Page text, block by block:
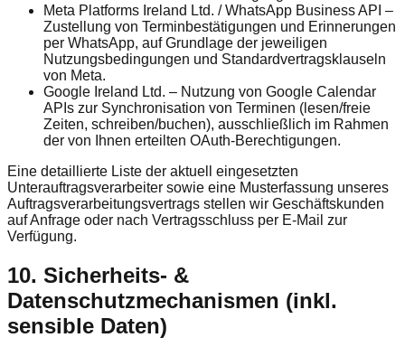
Meta Platforms Ireland Ltd. / WhatsApp Business API –
Zustellung von Terminbestätigungen und Erinnerungen
per WhatsApp, auf Grundlage der jeweiligen
Nutzungsbedingungen und Standardvertragsklauseln
von Meta.
Google Ireland Ltd. – Nutzung von Google Calendar
APIs zur Synchronisation von Terminen (lesen/freie
Zeiten, schreiben/buchen), ausschließlich im Rahmen
der von Ihnen erteilten OAuth-Berechtigungen.
Eine detaillierte Liste der aktuell eingesetzten
Unterauftragsverarbeiter sowie eine Musterfassung unseres
Auftragsverarbeitungsvertrags stellen wir Geschäftskunden
auf Anfrage oder nach Vertragsschluss per E-Mail zur
Verfügung.
10. Sicherheits- &
Datenschutzmechanismen (inkl.
sensible Daten)